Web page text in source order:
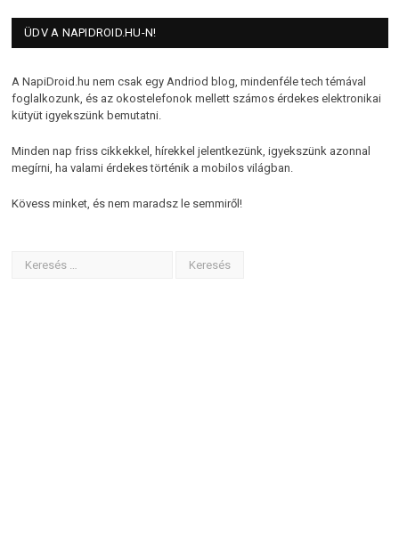
ÜDV A NAPIDROID.HU-N!
A NapiDroid.hu nem csak egy Andriod blog, mindenféle tech témával
foglalkozunk, és az okostelefonok mellett számos érdekes elektronikai
kütyüt igyekszünk bemutatni.
Minden nap friss cikkekkel, hírekkel jelentkezünk, igyekszünk azonnal
megírni, ha valami érdekes történik a mobilos világban.
Kövess minket, és nem maradsz le semmiről!